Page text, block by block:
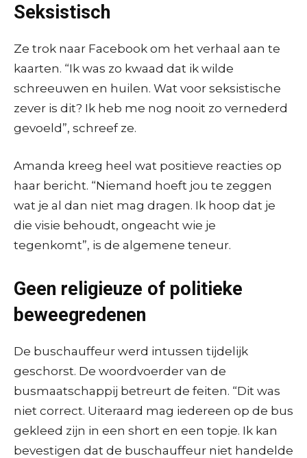
Seksistisch
Ze trok naar Facebook om het verhaal aan te
kaarten. “Ik was zo kwaad dat ik wilde
schreeuwen en huilen. Wat voor seksistische
zever is dit? Ik heb me nog nooit zo vernederd
gevoeld”, schreef ze.
Amanda kreeg heel wat positieve reacties op
haar bericht. “Niemand hoeft jou te zeggen
wat je al dan niet mag dragen. Ik hoop dat je
die visie behoudt, ongeacht wie je
tegenkomt”, is de algemene teneur.
Geen religieuze of politieke
beweegredenen
De buschauffeur werd intussen tijdelijk
geschorst. De woordvoerder van de
busmaatschappij betreurt de feiten. “Dit was
niet correct. Uiteraard mag iedereen op de bus
gekleed zijn in een short en een topje. Ik kan
bevestigen dat de buschauffeur niet handelde